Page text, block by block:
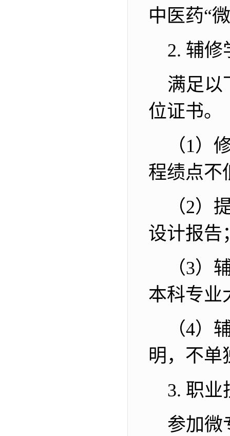
中医药“
2. 辅修
满足以
位证书。
（1 ）
程绩点不
（2）
设计报告
（3）
本科专业
（4）
明，不单
3. 职业
参加微